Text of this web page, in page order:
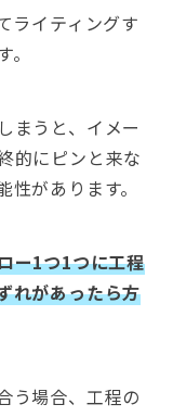
ライティングす
まうと、イメー
的にピンと来な
があります。
ー1つ1つに工程
れがあったら方
う場合、工程の